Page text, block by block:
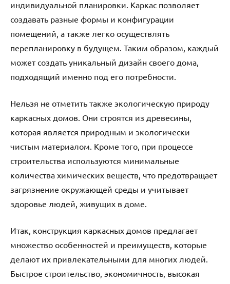
индивидуальной планировки. Каркас позволяет
создавать разные формы и конфигурации
помещений, а также легко осуществлять
перепланировку в будущем. Таким образом, каждый
может создать уникальный дизайн своего дома,
подходящий именно под его потребности.
Нельзя не отметить также экологическую природу
каркасных домов. Они строятся из древесины,
которая является природным и экологически
чистым материалом. Кроме того, при процессе
строительства используются минимальные
количества химических веществ, что предотвращает
загрязнение окружающей среды и учитывает
здоровье людей, живущих в доме.
Итак, конструкция каркасных домов предлагает
множество особенностей и преимуществ, которые
делают их привлекательными для многих людей.
Быстрое строительство, экономичность, высокая